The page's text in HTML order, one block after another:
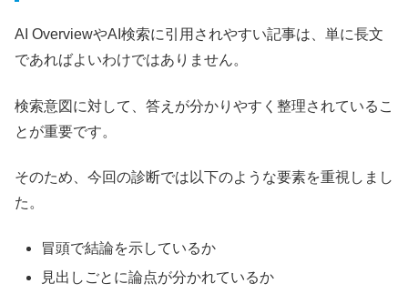
AI OverviewやAI検索に引用されやすい記事は、単に長文
であればよいわけではありません。
検索意図に対して、答えが分かりやすく整理されているこ
とが重要です。
そのため、今回の診断では以下のような要素を重視しまし
た。
冒頭で結論を示しているか
見出しごとに論点が分かれているか